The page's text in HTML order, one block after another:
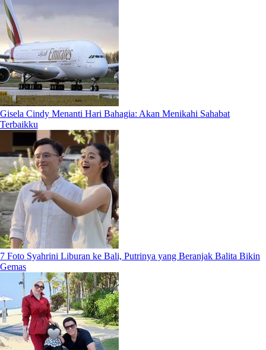
Gisela Cindy Menanti Hari Bahagia: Akan Menikahi Sahabat
Terbaikku
7 Foto Syahrini Liburan ke Bali, Putrinya yang Beranjak Balita Bikin
Gemas